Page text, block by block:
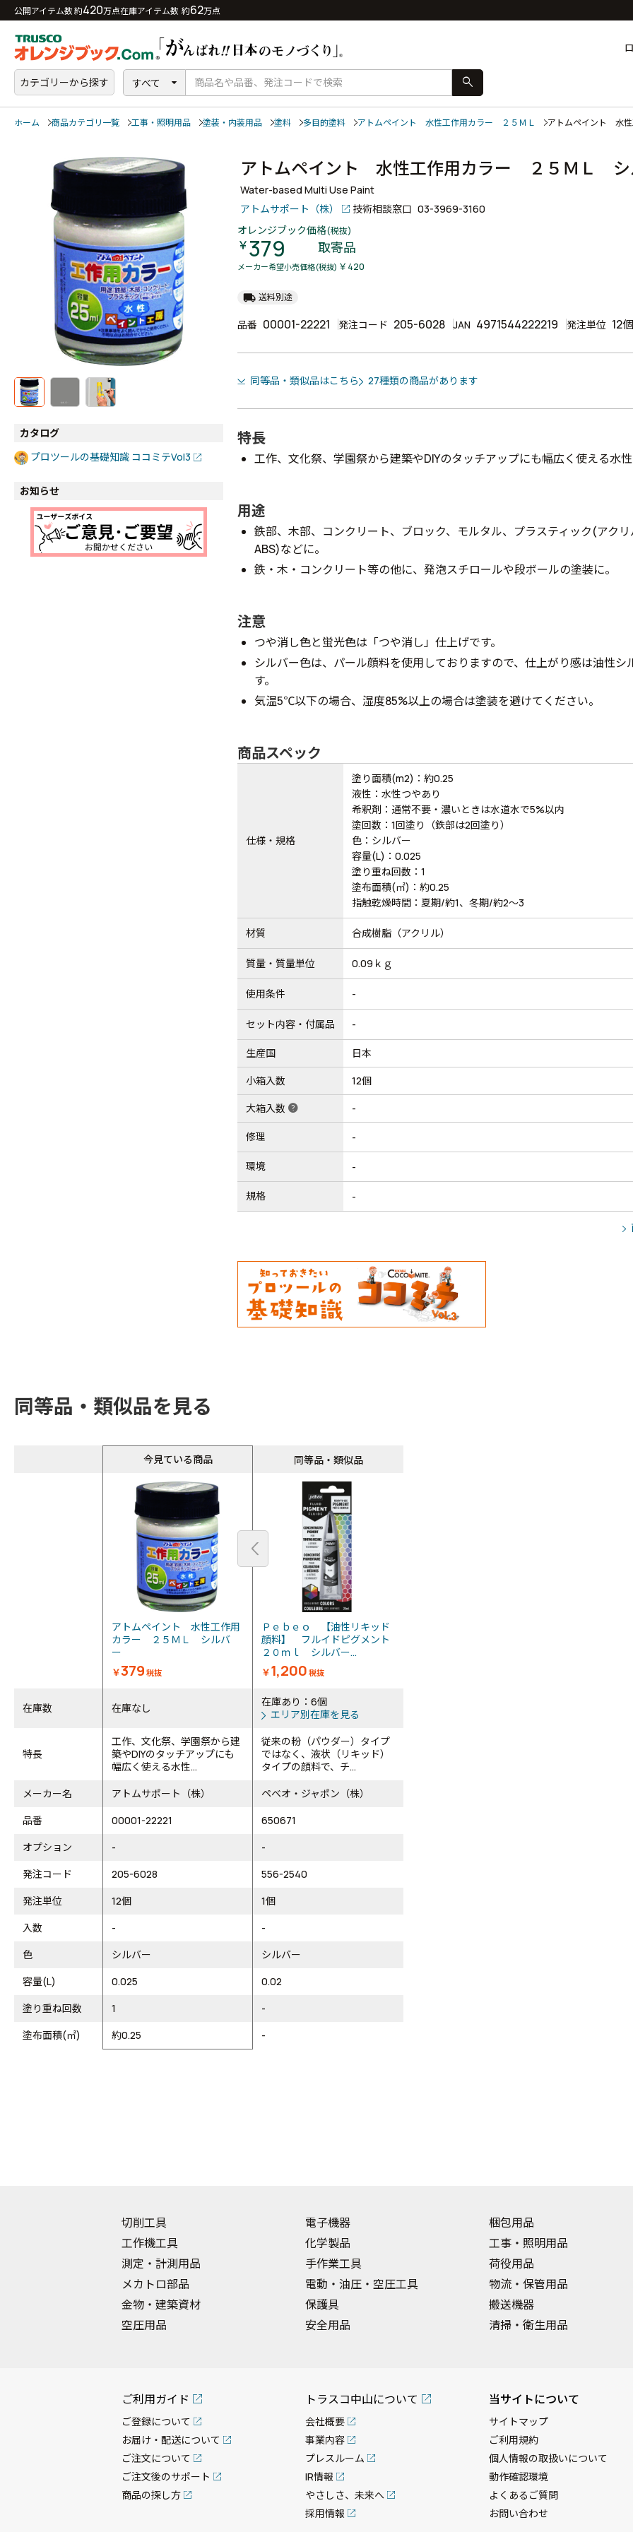
公開アイテム数 約420万点在庫アイテム数 約62万点
カテゴリーから探す すべて search
ホーム 商品カテゴリ一覧 工事・照明用品 塗装・内装用品 塗料 多目的塗料 アトムペイント 水性工作用カラー ２５ＭＬ アトムペイント 水
カタログ
プロツールの基礎知識 ココミテVol3
お知らせ
アトムペイント 水性工作用カラー ２５ＭＬ
Water-based Multi Use Paint
アトムサポート（株）
技術相談窓口 03-3969-3160
オレンジブック価格(税抜)
￥379 取寄品
メーカー希望小売価格(税抜) ￥420
local_shipping 送料別途
品番 00001-22221 発注コード 205-6028 JAN 4971544222219 発注単位 12個
同等品・類似品はこちら 27種類の商品があります
特長
工作、文化祭、学園祭から建築やDIYのタッチアップにも幅広く使える水性
用途
鉄部、木部、コンクリート、ブロック、モルタル、プラスティック(アクリ
ABS)などに。
鉄・木・コンクリート等の他に、発泡スチロールや段ボールの塗装に。
注意
つや消し色と蛍光色は「つや消し」仕上げです。
シルバー色は、パール顔料を使用しておりますので、仕上がり感は油性シ
す。
気温5℃以下の場合、湿度85%以上の場合は塗装を避けてください。
商品スペック
仕様・規格
塗り面積(m2)：約0.25
液性：水性つやあり
希釈剤：通常不要・濃いときは水道水で5%以内
塗回数：1回塗り（鉄部は2回塗り）
色：シルバー
容量(L)：0.025
塗り重ね回数：1
塗布面積(㎡)：約0.25
指触乾燥時間：夏期/約1、冬期/約2～3
材質 合成樹脂（アクリル）
質量・質量単位 0.09ｋｇ
使用条件 -
セット内容・付属品 -
生産国 日本
小箱入数 12個
大箱入数 help -
修理 -
環境 -
規格 -
同等品・類似品を見る
今見ている商品 同等品・類似品
アトムペイント 水性工作用
カラー ２５ＭＬ シルバ
ー
￥379 税抜
Ｐｅｂｅｏ 【油性リキッド
顔料】 フルイドピグメント
２０ｍｌ シルバー...
￥1,200 税抜
在庫数 在庫なし
在庫あり：6個
エリア別在庫を見る
特長
工作、文化祭、学園祭から建
築やDIYのタッチアップにも
幅広く使える水性...
従来の粉（パウダー）タイプ
ではなく、液状（リキッド）
タイプの顔料で、チ...
メーカー名
アトムサポート（株）
ペベオ・ジャポン（株）
品番
00001-22221
650671
オプション
-
-
発注コード
205-6028
556-2540
発注単位
12個
1個
入数
-
-
色
シルバー
シルバー
容量(L)
0.025
0.02
塗り重ね回数
1
-
塗布面積(㎡)
約0.25 -
同等品・類似品
切削工具
工作機工具
測定・計測用品
メカトロ部品
金物・建築資材
空圧用品
電子機器
化学製品
手作業工具
電動・油圧・空圧工具
保護具
安全用品
梱包用品
工事・照明用品
荷役用品
物流・保管用品
搬送機器
清掃・衛生用品
ご利用ガイド
ご登録について
お届け・配送について
ご注文について
ご注文後のサポート
商品の探し方
トラスコ中山について
会社概要
事業内容
プレスルーム
IR情報
やさしさ、未来へ
採用情報
当サイトについて
サイトマップ
ご利用規約
個人情報の取扱いについて
動作確認環境
よくあるご質問
お問い合わせ